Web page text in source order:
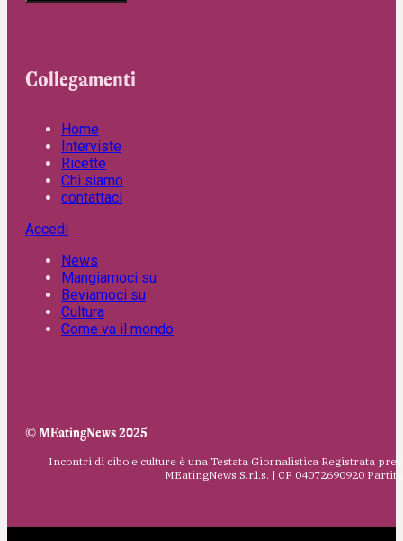
Collegamenti
Home
Interviste
Ricette
Chi siamo
contattaci
Accedi
News
Mangiamoci su
Beviamoci su
Cultura
Come va il mondo
© MEatingNews 2025
Incontri di cibo e culture è una Testata Giornalistica Registrata
MEatingNews S.r.l.s. | CF 04072690920